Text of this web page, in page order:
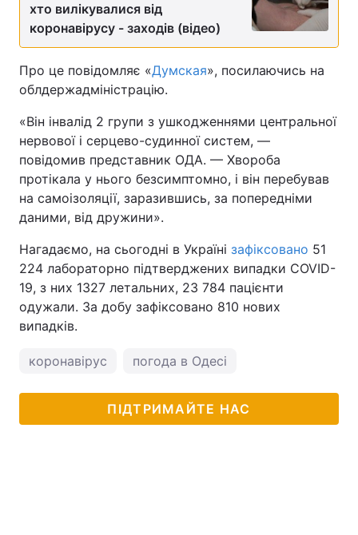
хто вилікувалися від
коронавірусу - заходів (відео)
Про це повідомляє «Думская», посилаючись на
облдержадміністрацію.
«Він інвалід 2 групи з ушкодженнями центральної
нервової і серцево-судинної систем, —
повідомив представник ОДА. — Хвороба
протікала у нього безсимптомно, і він перебував
на самоізоляції, заразившись, за попередніми
даними, від дружини».
Нагадаємо, на сьогодні в Україні зафіксовано 51
224 лабораторно підтверджених випадки COVID-
19, з них 1327 летальних, 23 784 пацієнти
одужали. За добу зафіксовано 810 нових
випадків.
коронавірус погода в Одесі
ПІДТРИМАЙТЕ НАС